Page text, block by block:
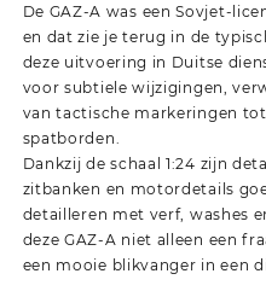
De GAZ-A was een Sovjet-
en dat zie je terug in de
deze uitvoering in Duitse
voor subtiele wijzigingen,
van tactische markeringen
spatborden.
Dankzij de schaal 1:24 zijn
zitbanken en motordetails
detailleren met verf, washes
deze GAZ-A niet alleen een
een mooie blikvanger in een